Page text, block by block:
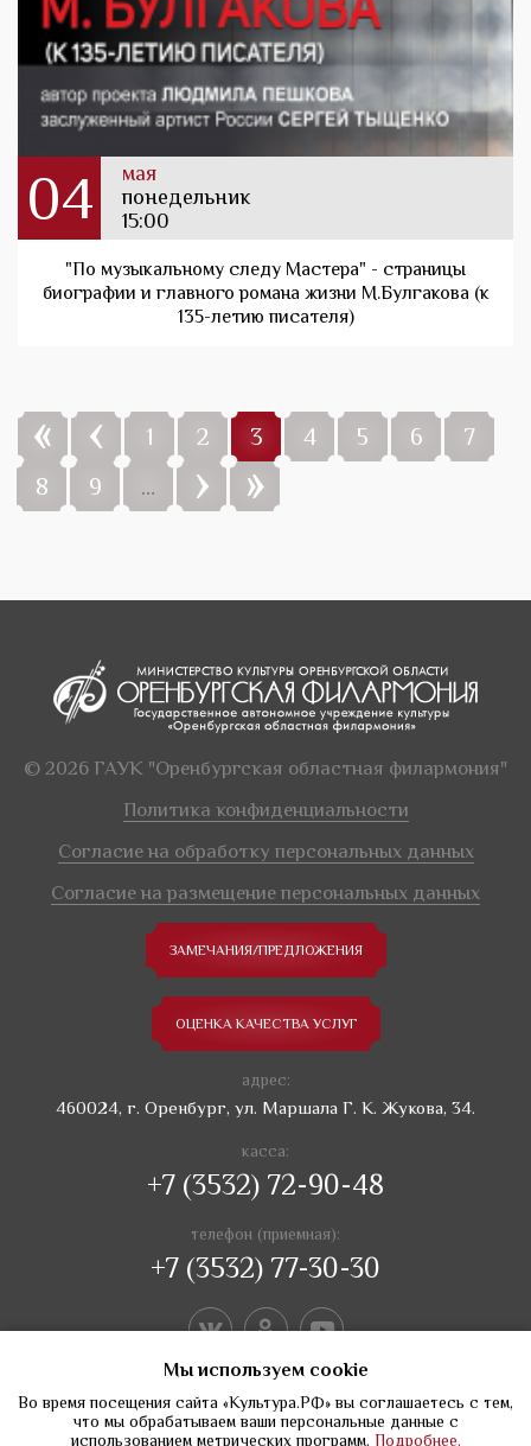
04
мая
понедельник
15:00
"По музыкальному следу Мастера" - страницы
биографии и главного романа жизни М.Булгакова (к
135-летию писателя)
« ‹ 1 2 3 4 5 6
7
8
9 … › »
Мы используем сookie
Во время посещения сайта «Культура.РФ» вы соглашаетесь с тем,
что мы обрабатываем ваши персональные данные с
использованием метрических программ. Подробнее.
© 2026 ГАУК "Оренбургская областная филармония"
Политика конфиденциальности
Согласие на обработку персональных данных
Согласие на размещение персональных данных
ЗАМЕЧАНИЯ/ПРЕДЛОЖЕНИЯ
ОЦЕНКА КАЧЕСТВА УСЛУГ
адрес:
460024, г. Оренбург, ул. Маршала Г. К. Жукова, 34.
касса:
+7 (3532) 72-90-48
телефон (приемная):
+7 (3532) 77-30-30